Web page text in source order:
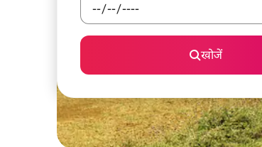
खोजें